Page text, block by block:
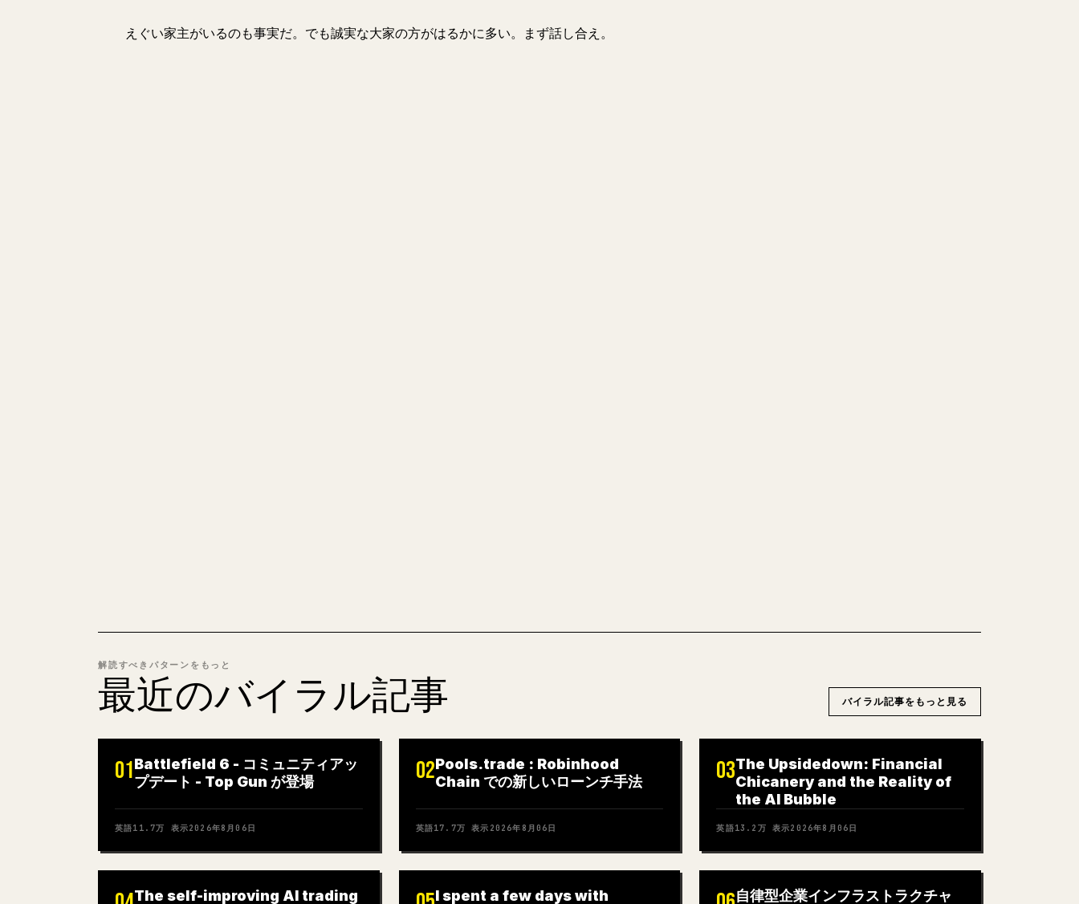
えぐい家主がいるのも事実だ。でも誠実な大家の方がはるかに多い。まず話し合え。
解読すべきパターンをもっと
最近のバイラル記事 バイラル記事をもっと見る
01Battlefield 6 - コミュニティアッ
プデート - Top Gun が登場
英語11.7万 表示2026年8月06日
02Pools.trade : Robinhood
Chain での新しいローンチ手法
英語17.7万 表示 2026年8月06日
03The Upsidedown: Financial
Chicanery and the Reality of
the AI Bubble
英語13.2万 表示2026年8月06日
The self-improving AI trading I spent a few days with 自律型企業インフラストラクチャ